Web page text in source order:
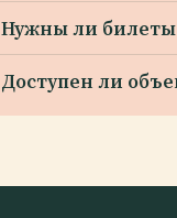
Нужны ли билеты
Доступен ли